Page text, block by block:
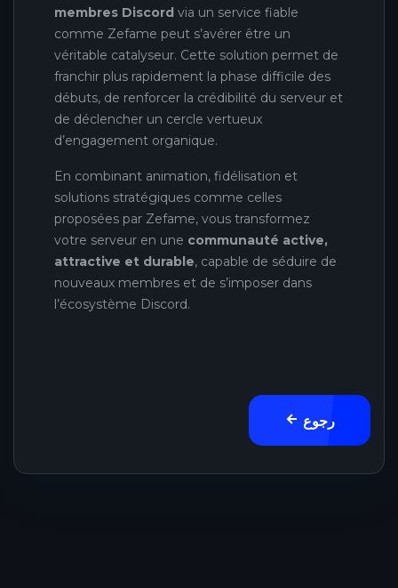
membres Discord via un service fiable
comme Zefame peut s’avérer être un
véritable catalyseur. Cette solution permet de
franchir plus rapidement la phase difficile des
débuts, de renforcer la crédibilité du serveur et
de déclencher un cercle vertueux
d’engagement organique.
En combinant animation, fidélisation et
solutions stratégiques comme celles
proposées par Zefame, vous transformez
votre serveur en une communauté active,
attractive et durable, capable de séduire de
nouveaux membres et de s’imposer dans
l’écosystème Discord.
رجوع